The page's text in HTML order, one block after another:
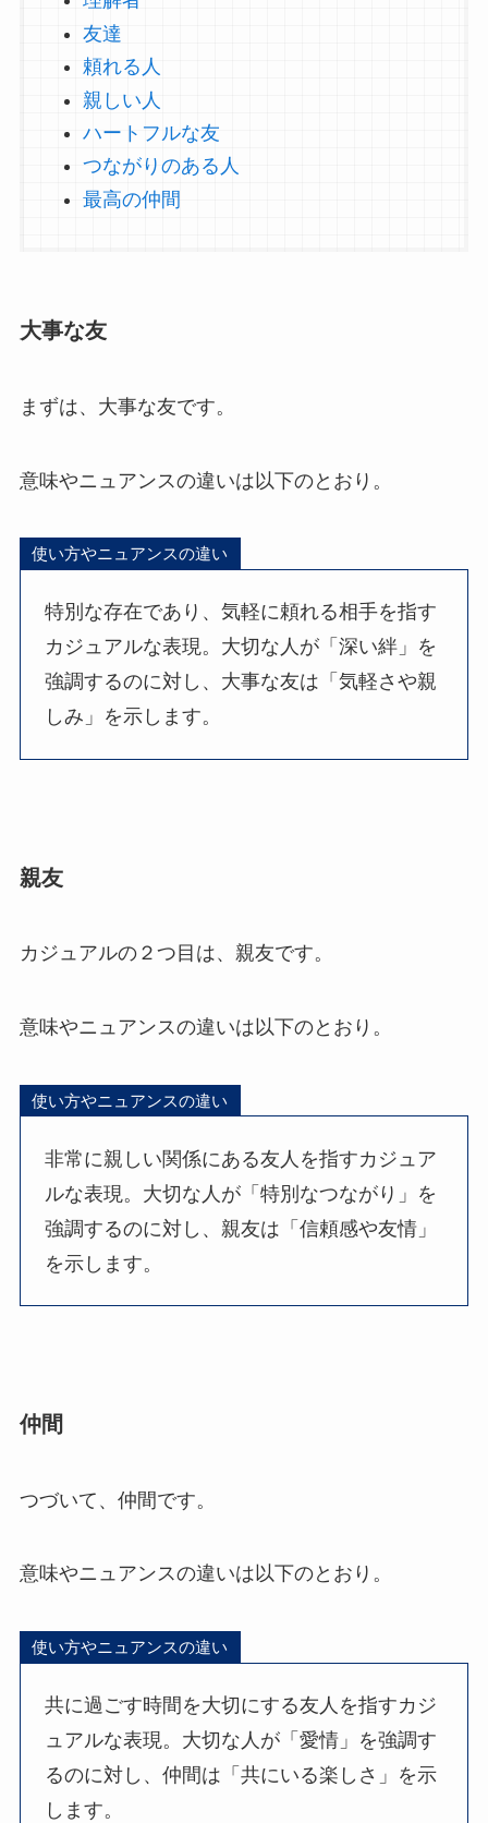
友達
頼れる人
親しい人
ハートフルな友
つながりのある人
最高の仲間
大事な友
まずは、大事な友です。
意味やニュアンスの違いは以下のとおり。
使い方やニュアンスの違い
特別な存在であり、気軽に頼れる相手を指す
カジュアルな表現。大切な人が「深い絆」を
強調するのに対し、大事な友は「気軽さや親
しみ」を示します。
親友
カジュアルの２つ目は、親友です。
意味やニュアンスの違いは以下のとおり。
使い方やニュアンスの違い
非常に親しい関係にある友人を指すカジュア
ルな表現。大切な人が「特別なつながり」を
強調するのに対し、親友は「信頼感や友情」
を示します。
仲間
つづいて、仲間です。
意味やニュアンスの違いは以下のとおり。
使い方やニュアンスの違い
共に過ごす時間を大切にする友人を指すカジ
ュアルな表現。大切な人が「愛情」を強調す
るのに対し、仲間は「共にいる楽しさ」を示
します。